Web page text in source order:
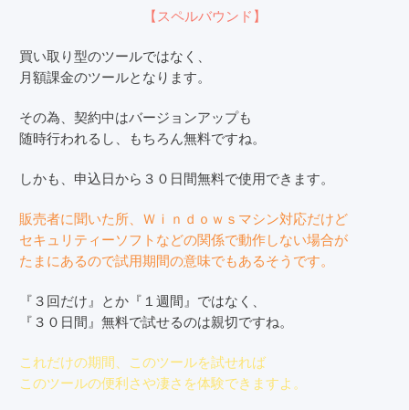
【スペルバウンド】
買い取り型のツールではなく、
月額課金のツールとなります。
その為、契約中はバージョンアップも
随時行われるし、もちろん無料ですね。
しかも、申込日から３０日間無料で使用できます。
販売者に聞いた所、Ｗｉｎｄｏｗｓマシン対応だけど
セキュリティーソフトなどの関係で動作しない場合が
たまにあるので試用期間の意味でもあるそうです。
『３回だけ』とか『１週間』ではなく、
『３０日間』無料で試せるのは親切ですね。
これだけの期間、このツールを試せれば
このツールの便利さや凄さを体験できますよ。